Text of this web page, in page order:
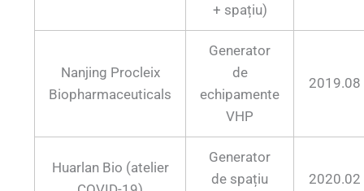
+ spațiu)
Nanjing Procleix
Biopharmaceuticals
Generator
de
echipamente
VHP
2019.08
Huarlan Bio (atelier
Generator
de spațiu
2020.02